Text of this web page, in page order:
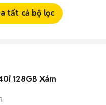
tất cả bộ lọc
128GB Xám